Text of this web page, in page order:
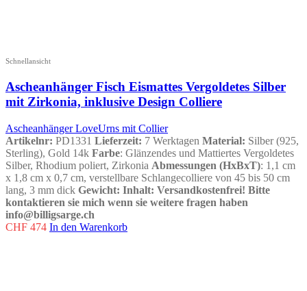
Schnellansicht
Ascheanhänger Fisch Eismattes Vergoldetes Silber
mit Zirkonia, inklusive Design Colliere
Ascheanhänger LoveUrns mit Collier
Artikelnr: PD1331 Lieferzeit: 7 Werktagen Material: Silber (925,
Sterling), Gold 14k Farbe: Glänzendes und Mattiertes Vergoldetes
Silber, Rhodium poliert, Zirkonia Abmessungen (HxBxT): 1,1 cm
x 1,8 cm x 0,7 cm, verstellbare Schlangecolliere von 45 bis 50 cm
lang, 3 mm dick Gewicht: Inhalt: Versandkostenfrei! Bitte
kontaktieren sie mich wenn sie weitere fragen haben
info@billigsarge.ch
CHF 474 In den Warenkorb